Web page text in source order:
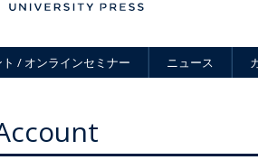
ト / オンラインセミナー ニュース